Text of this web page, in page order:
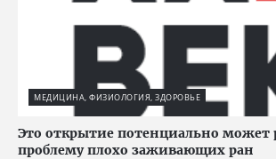
МЕДИЦИНА, ФИЗИОЛОГИЯ, ЗДОРОВЬЕ
Это открытие потенциально может
проблему плохо заживающих ран